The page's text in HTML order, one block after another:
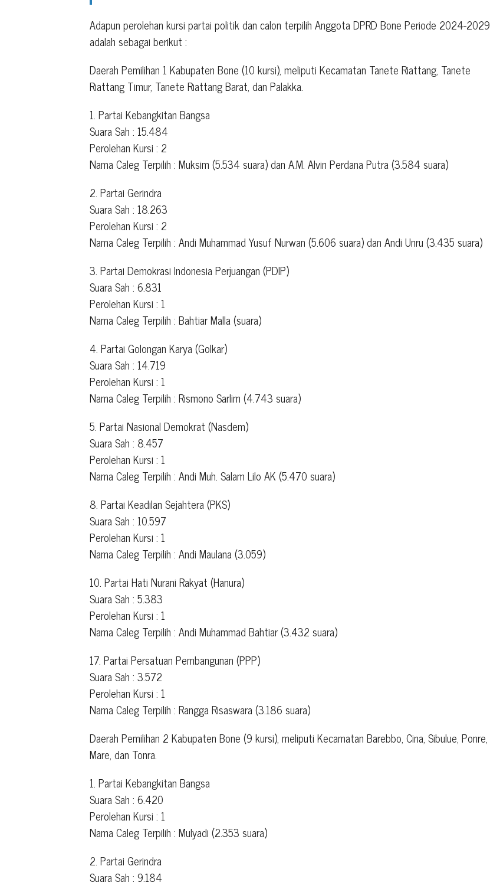
Adapun perolehan kursi partai politik dan calon terpilih Anggota DPRD Bone Periode 2024-2029
adalah sebagai berikut :
Daerah Pemilihan 1 Kabupaten Bone (10 kursi), meliputi Kecamatan Tanete Riattang, Tanete
Riattang Timur, Tanete Riattang Barat, dan Palakka.
1. Partai Kebangkitan Bangsa
Suara Sah : 15.484
Perolehan Kursi : 2
Nama Caleg Terpilih : Muksim (5.534 suara) dan A.M. Alvin Perdana Putra (3.584 suara)
2. Partai Gerindra
Suara Sah : 18.263
Perolehan Kursi : 2
Nama Caleg Terpilih : Andi Muhammad Yusuf Nurwan (5.606 suara) dan Andi Unru (3.435 suara)
3. Partai Demokrasi Indonesia Perjuangan (PDIP)
Suara Sah : 6.831
Perolehan Kursi : 1
Nama Caleg Terpilih : Bahtiar Malla (suara)
4. Partai Golongan Karya (Golkar)
Suara Sah : 14.719
Perolehan Kursi : 1
Nama Caleg Terpilih : Rismono Sarlim (4.743 suara)
5. Partai Nasional Demokrat (Nasdem)
Suara Sah : 8.457
Perolehan Kursi : 1
Nama Caleg Terpilih : Andi Muh. Salam Lilo AK (5.470 suara)
8. Partai Keadilan Sejahtera (PKS)
Suara Sah : 10.597
Perolehan Kursi : 1
Nama Caleg Terpilih : Andi Maulana (3.059)
10. Partai Hati Nurani Rakyat (Hanura)
Suara Sah : 5.383
Perolehan Kursi : 1
Nama Caleg Terpilih : Andi Muhammad Bahtiar (3.432 suara)
17. Partai Persatuan Pembangunan (PPP)
Suara Sah : 3.572
Perolehan Kursi : 1
Nama Caleg Terpilih : Rangga Risaswara (3.186 suara)
Daerah Pemilihan 2 Kabupaten Bone (9 kursi), meliputi Kecamatan Barebbo, Cina, Sibulue, Ponre,
Mare, dan Tonra.
1. Partai Kebangkitan Bangsa
Suara Sah : 6.420
Perolehan Kursi : 1
Nama Caleg Terpilih : Mulyadi (2.353 suara)
2. Partai Gerindra
Suara Sah : 9.184